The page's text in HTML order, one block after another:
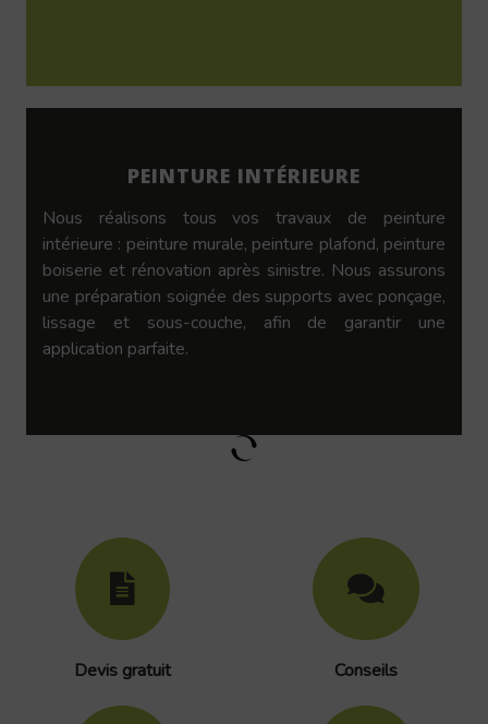
PEINTURE INTÉRIEURE
Nous réalisons tous vos travaux de peinture
intérieure : peinture murale, peinture plafond, peinture
boiserie et rénovation après sinistre. Nous assurons
une préparation soignée des supports avec ponçage,
lissage et sous-couche, afin de garantir une
application parfaite.
Devis gratuit Conseils